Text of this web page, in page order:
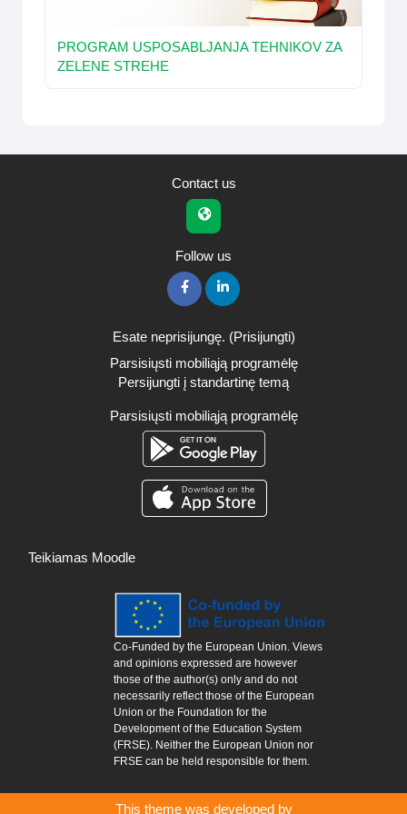
PROGRAM USPOSABLJANJA TEHNIKOV ZA
ZELENE STREHE
Contact us
Follow us
Esate neprisijungę. (Prisijungti)
Parsisiųsti mobiliąją programėlę
Persijungti į standartinę temą
Parsisiųsti mobiliąją programėlę
Teikiamas Moodle
Co-Funded by the European Union. Views
and opinions expressed are however
those of the author(s) only and do not
necessarily reflect those of the European
Union or the Foundation for the
Development of the Education System
(FRSE). Neither the European Union nor
FRSE can be held responsible for them.
This theme was developed by